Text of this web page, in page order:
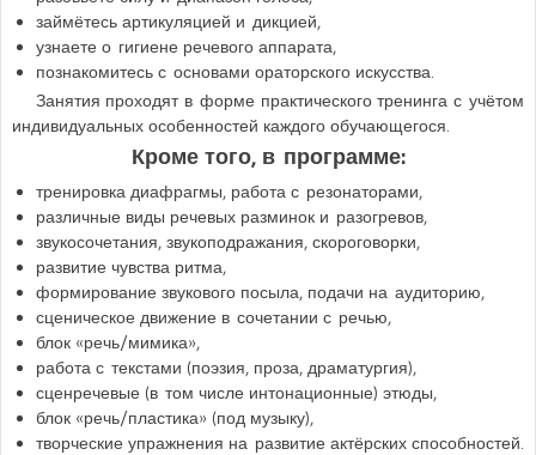
займётесь артикуляцией и дикцией,
узнаете о гигиене речевого аппарата,
познакомитесь с основами ораторского искусства.
Занятия проходят в форме практического тренинга с учётом
индивидуальных особенностей каждого обучающегося.
Кроме того, в программе:
тренировка диафрагмы, работа с резонаторами,
различные виды речевых разминок и разогревов,
звукосочетания, звукоподражания, скороговорки,
развитие чувства ритма,
формирование звукового посыла, подачи на аудиторию,
сценическое движение в сочетании с речью,
блок «речь/мимика»,
работа с текстами (поэзия, проза, драматургия),
сценречевые (в том числе интонационные) этюды,
блок «речь/пластика» (под музыку),
творческие упражнения на развитие актёрских способностей.